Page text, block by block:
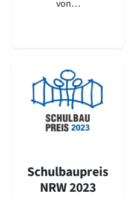
von…
Schulbaupreis
NRW 2023